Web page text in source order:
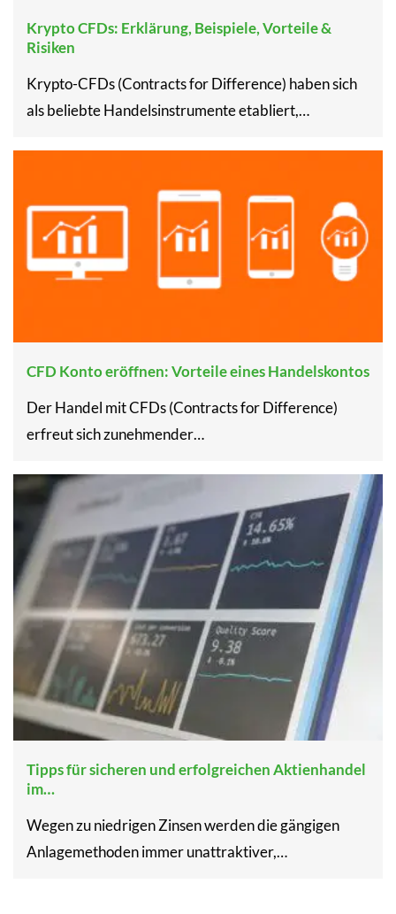
Krypto CFDs: Erklärung, Beispiele, Vorteile &
Risiken
Krypto-CFDs (Contracts for Difference) haben sich
als beliebte Handelsinstrumente etabliert,…
CFD Konto eröffnen: Vorteile eines Handelskontos
Der Handel mit CFDs (Contracts for Difference)
erfreut sich zunehmender…
Tipps für sicheren und erfolgreichen Aktienhandel
im…
Wegen zu niedrigen Zinsen werden die gängigen
Anlagemethoden immer unattraktiver,…